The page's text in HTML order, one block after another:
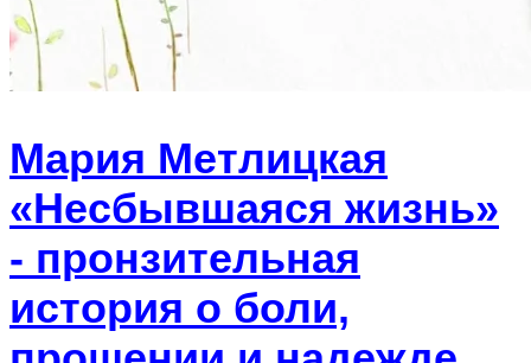
Мария Метлицкая
«Несбывшаяся жизнь»
- пронзительная
история о боли,